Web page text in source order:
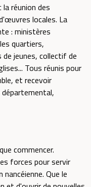
réunion des
locales. La
: ministères
quartiers,
jeunes, collectif de
Tous réunis pour
et recevoir
commencer.
forces pour servir
Que le